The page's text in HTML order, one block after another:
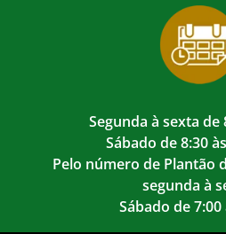
Segunda à sexta de
Sábado de 8:30
Pelo número de Plantão
segunda à
Sábado de 7:00